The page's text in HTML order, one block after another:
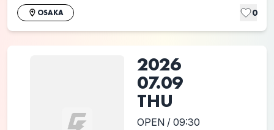
OSAKA 0
2026
07.09
THU
OPEN / 09:30